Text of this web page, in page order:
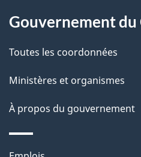
d
e
l
a
p
propos
de
ce
site
Gouvernement du
Toutes les coordonnées
Ministères et organismes
À propos du gouvernement